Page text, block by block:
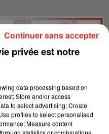
privée est notre
data processing based on
Store and/or access
to select advertising; Create
profiles to select personalised
Measure content
statistics or combinations
Continuer sans accepter